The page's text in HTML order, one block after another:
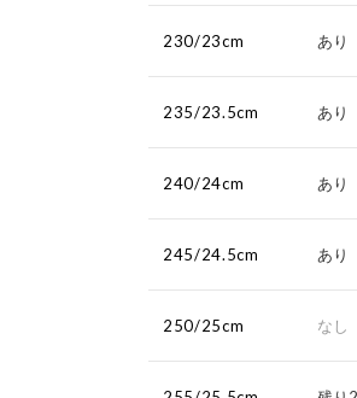
230/23cm あり
235/23.5cm あり
240/24cm あり
245/24.5cm あり
250/25cm なし